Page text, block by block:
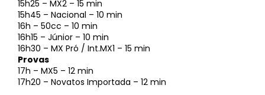
15h25 – MX2 – 15 min
15h45 – Nacional – 10 min
16h – 50cc – 10 min
16h15 – Júnior – 10 min
16h30 – MX Pró / Int.MX1 – 15 min
Provas
17h – MX5 – 12 min
17h20 – Novatos Importada – 12 min